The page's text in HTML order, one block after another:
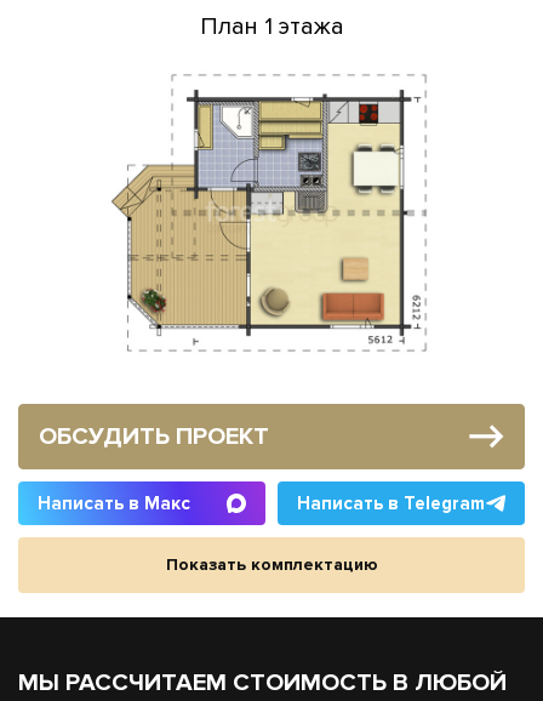
План 1 этажа
ОБСУДИТЬ ПРОЕКТ
Написать в Макс Написать в Telegram
Показать комплектацию
МЫ РАССЧИТАЕМ СТОИМОСТЬ В ЛЮБОЙ